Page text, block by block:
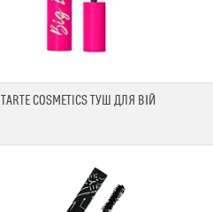
TARTE COSMETICS ТУШ ДЛЯ ВІЙ